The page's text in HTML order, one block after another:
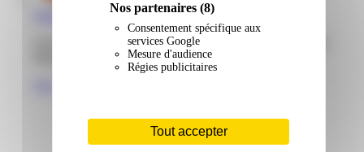
Nos partenaires (8)
Consentement spécifique aux
services Google
Mesure d'audience
Régies publicitaires
Tout accepter
Nature & Découvertes | Mangles | Le Lamentin
Zone industrielle les Mangles Acajou 97232 Le Lamentin